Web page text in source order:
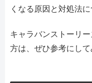
くなる原因と対処法
キャラバンストーリ
方は、ぜひ参考にして